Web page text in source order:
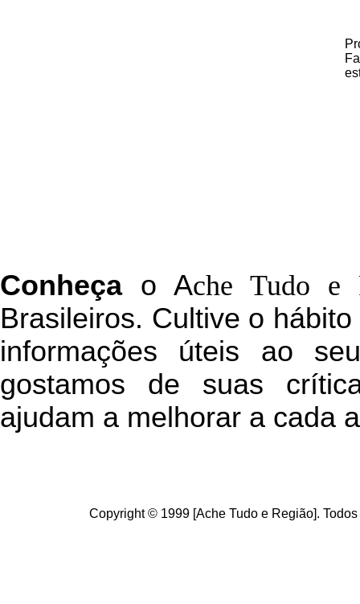
Conheçao Ache Tudo e
Brasileiros. Cultive o
informações úteis ao
gostamos de suas
ajudam a melhorar a cada
Copyright © 1999 [Ache Tudo e Região].